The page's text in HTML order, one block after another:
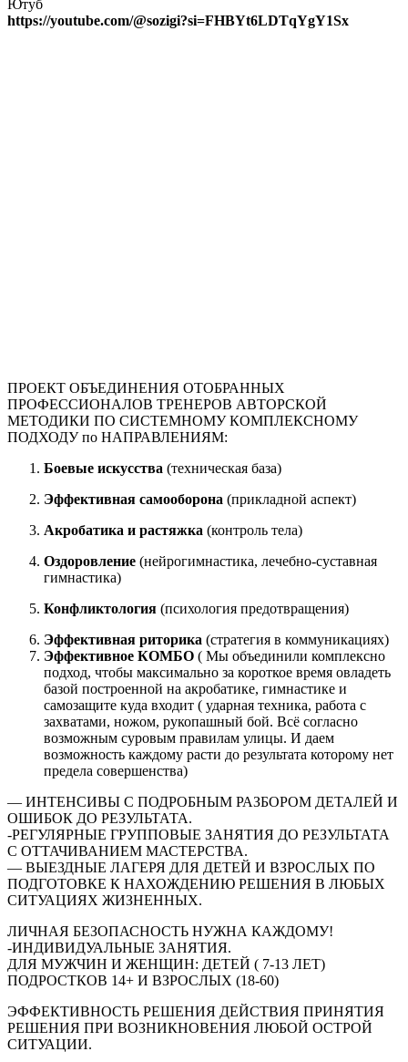
Ютуб
https://youtube.com/@sozigi?si=FHBYt6LDTqYgY1Sx
ПРОЕКТ ОБЪЕДИНЕНИЯ ОТОБРАННЫХ
ПРОФЕССИОНАЛОВ ТРЕНЕРОВ АВТОРСКОЙ
МЕТОДИКИ ПО СИСТЕМНОМУ КОМПЛЕКСНОМУ
ПОДХОДУ по НАПРАВЛЕНИЯМ:
Боевые искусства (техническая база)
Эффективная самооборона (прикладной аспект)
Акробатика и растяжка (контроль тела)
Оздоровление (нейрогимнастика, лечебно-суставная
гимнастика)
Конфликтология (психология предотвращения)
Эффективная риторика (стратегия в коммуникациях)
Эффективное КОМБО ( Мы объединили комплексно
подход, чтобы максимально за короткое время овладеть
базой построенной на акробатике, гимнастике и
самозащите куда входит ( ударная техника, работа с
захватами, ножом, рукопашный бой. Всё согласно
возможным суровым правилам улицы. И даем
возможность каждому расти до результата которому нет
предела совершенства)
— ИНТЕНСИВЫ С ПОДРОБНЫМ РАЗБОРОМ ДЕТАЛЕЙ И
ОШИБОК ДО РЕЗУЛЬТАТА.
-РЕГУЛЯРНЫЕ ГРУППОВЫЕ ЗАНЯТИЯ ДО РЕЗУЛЬТАТА
С ОТТАЧИВАНИЕМ МАСТЕРСТВА.
— ВЫЕЗДНЫЕ ЛАГЕРЯ ДЛЯ ДЕТЕЙ И ВЗРОСЛЫХ ПО
ПОДГОТОВКЕ К НАХОЖДЕНИЮ РЕШЕНИЯ В ЛЮБЫХ
СИТУАЦИЯХ ЖИЗНЕННЫХ.
ЛИЧНАЯ БЕЗОПАСНОСТЬ НУЖНА КАЖДОМУ!
-ИНДИВИДУАЛЬНЫЕ ЗАНЯТИЯ.
ДЛЯ МУЖЧИН И ЖЕНЩИН: ДЕТЕЙ ( 7-13 ЛЕТ)
ПОДРОСТКОВ 14+ И ВЗРОСЛЫХ (18-60)
ЭФФЕКТИВНОСТЬ РЕШЕНИЯ ДЕЙСТВИЯ ПРИНЯТИЯ
РЕШЕНИЯ ПРИ ВОЗНИКНОВЕНИЯ ЛЮБОЙ ОСТРОЙ
СИТУАЦИИ.